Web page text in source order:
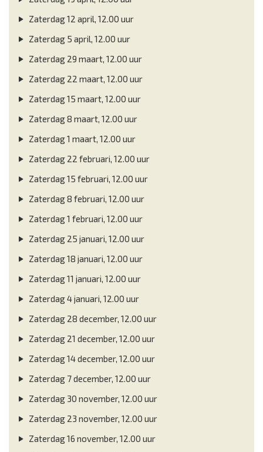
Zaterdag 12 april, 12.00 uur
Zaterdag 5 april, 12.00 uur
Zaterdag 29 maart, 12.00 uur
Zaterdag 22 maart, 12.00 uur
Zaterdag 15 maart, 12.00 uur
Zaterdag 8 maart, 12.00 uur
Zaterdag 1 maart, 12.00 uur
Zaterdag 22 februari, 12.00 uur
Zaterdag 15 februari, 12.00 uur
Zaterdag 8 februari, 12.00 uur
Zaterdag 1 februari, 12.00 uur
Zaterdag 25 januari, 12.00 uur
Zaterdag 18 januari, 12.00 uur
Zaterdag 11 januari, 12.00 uur
Zaterdag 4 januari, 12.00 uur
Zaterdag 28 december, 12.00 uur
Zaterdag 21 december, 12.00 uur
Zaterdag 14 december, 12.00 uur
Zaterdag 7 december, 12.00 uur
Zaterdag 30 november, 12.00 uur
Zaterdag 23 november, 12.00 uur
Zaterdag 16 november, 12.00 uur